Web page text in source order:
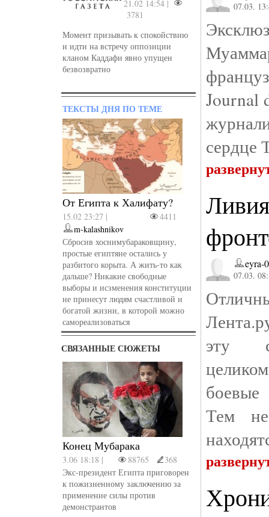
21.02 14:54 |
3781
Момент призывать к спокойствию
и идти на встречу оппозиции
кланом Каддафи явно упущен
безвозвратно
ТЕКСТЫ ДНЯ ПО ТЕМЕ
От Египта к Халифату?
15.02 23:27 |
4411
m-kalashnikov
Сбросив хоснимубараковщину,
простые египтяне остались у
разбитого корыта. А жить-то как
дальше? Никакие свободные
выборы и исзменения конституции
не принесут людям счастливой и
богатой жизни, в которой можно
самореализоваться
СВЯЗАННЫЕ СЮЖЕТЫ
Конец Мубарака
3.06 18:18 | 88765
368
Экс-президент Египта приговорен
к пожизненному заключению за
применение силы против
демонстрантов
07.03.
Journal
сердце
eyra-
07.03.
эту
боевые
Тем